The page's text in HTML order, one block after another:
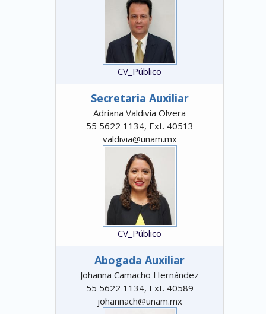
CV_Público
Secretaria Auxiliar
Adriana Valdivia Olvera
55 5622 1134, Ext. 40513
valdivia@unam.mx
CV_Público
Abogada Auxiliar
Johanna Camacho Hernández
55 5622 1134, Ext. 40589
johannach@unam.mx